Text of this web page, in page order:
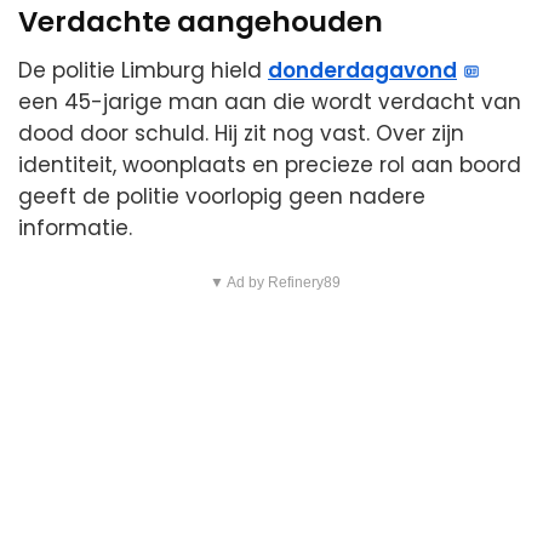
Verdachte aangehouden
De politie Limburg hield donderdagavond
een 45-jarige man aan die wordt verdacht van
dood door schuld. Hij zit nog vast. Over zijn
identiteit, woonplaats en precieze rol aan boord
geeft de politie voorlopig geen nadere
informatie.
▼ Ad by Refinery89